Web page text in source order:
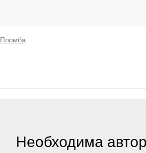
Пломба
Необходима